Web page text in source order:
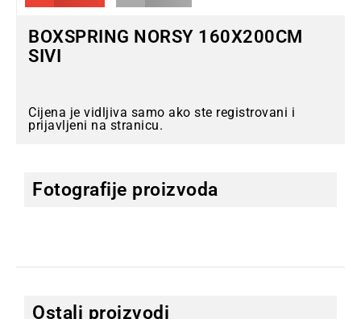
BOXSPRING NORSY 160X200CM
SIVI
Cijena je vidljiva samo ako ste registrovani i
prijavljeni na stranicu.
Fotografije proizvoda
Ostali proizvodi